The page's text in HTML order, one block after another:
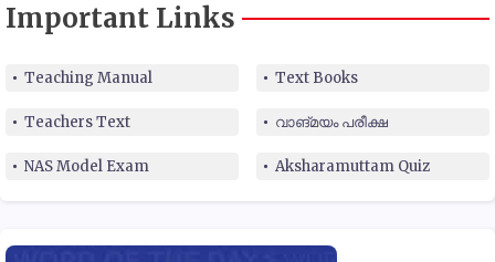
Important Links
Teaching Manual Text Books
Teachers Text വാങ്മയം പരീക്ഷ
NAS Model Exam Aksharamuttam Quiz